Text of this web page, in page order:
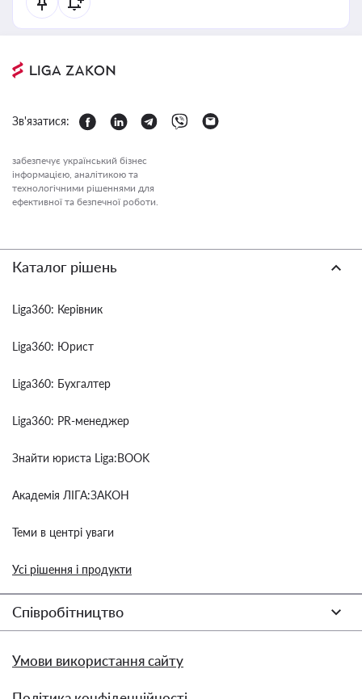
Зв'язатися:
забезпечує український бізнес
інформацією, аналітикою та
технологічними рішеннями для
ефективної та безпечної роботи.
Каталог рішень
Liga360: Керівник
Liga360: Юрист
Liga360: Бухгалтер
Liga360: PR-менеджер
Знайти юриста Liga:BOOK
Академія ЛІГА:ЗАКОН
Теми в центрі уваги
Усі рішення і продукти
Співробітництво
Умови використання сайту